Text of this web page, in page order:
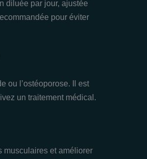
diluée par jour, ajustée
pour éviter
ou l’ostéoporose. Il est
un traitement médical.
musculaires et améliorer